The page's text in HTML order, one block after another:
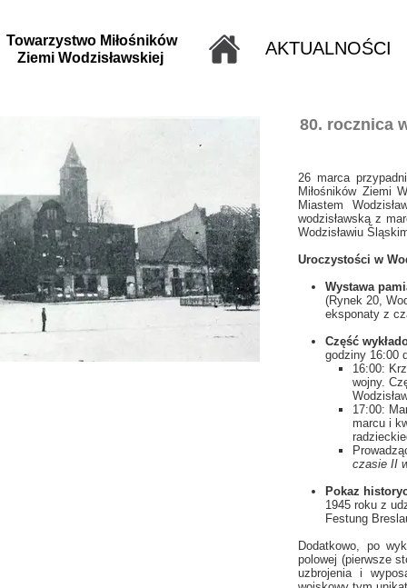
26 marca
Miłośników Ziemi
Miastem
wodzisławską z
Wodzisławiu
Uroczystości w
Wystawa
(Rynek 20,
eksponaty z
Część
godziny 16:00
16:00:
wojny.
17:00:
marcu i
czasie II
Pokaz
1945 roku z
Festung
Dodatkowo, po
polowej (pierwsze
uzbrojenia i
80. rocznica
Towarzystwo Miłośników
Ziemi Wodzisławskiej
AKTUALNOŚCI